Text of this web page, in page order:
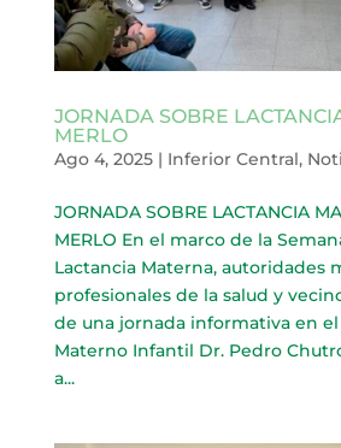
JORNADA SOBRE
MERLO
Ago 4, 2025| Inferior Central,
JORNADA SOBRE LACTANCIA
MERLO En el marco de la
Lactancia Materna, autoridades
profesionales de la salud y
de una jornada informativa en
Materno Infantil Dr. Pedro
a...